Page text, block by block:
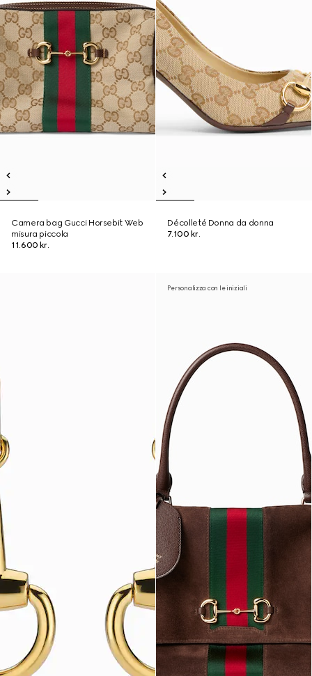
Camera bag Gucci Horsebit Web
misura piccola
11.600 kr.
Décolleté Donna da donna
7.100 kr.
Personalizza con le iniziali